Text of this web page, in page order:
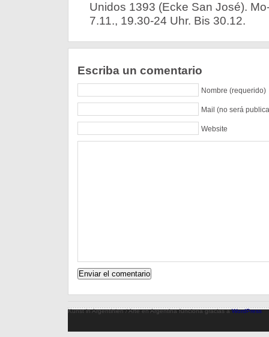
Unidos 1393 (Ecke San José).
7.11., 19.30-24 Uhr. Bis 30.12.
Escriba un comentario
Nombre (requerido)
Mail (no será
Website
Kunst in Argentinien / Arte en Argentina funciona gracias aWordPress